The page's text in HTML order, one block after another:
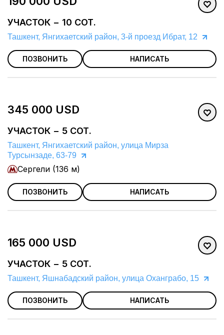
УЧАСТОК − 10 СОТ.
Ташкент, Янгихаетский район, 3-й проезд Ибрат, 12
ПОЗВОНИТЬ НАПИСАТЬ
345 000 USD
УЧАСТОК − 5 СОТ.
Ташкент, Янгихаетский район, улица Мирза
Турсынзаде, 63-79
Сергели (136 м)
ПОЗВОНИТЬ НАПИСАТЬ
165 000 USD
УЧАСТОК − 5 СОТ.
Ташкент, Яшнабадский район, улица Оханграбо, 15
ПОЗВОНИТЬ НАПИСАТЬ